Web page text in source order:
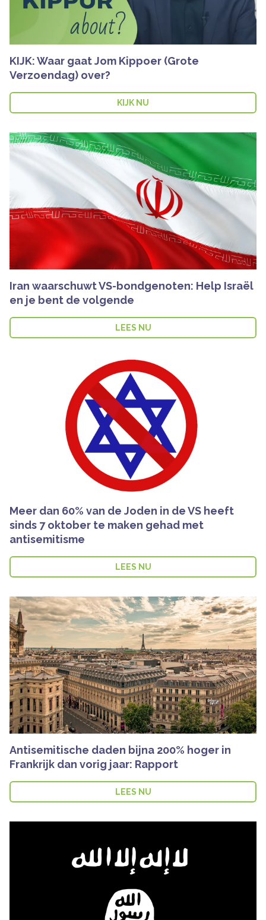
KIJK: Waar gaat Jom Kippoer (Grote
Verzoendag) over?
KIJK NU
Iran waarschuwt VS-bondgenoten: Help Israël
en je bent de volgende
LEES NU
Meer dan 60% van de Joden in de VS heeft
sinds 7 oktober te maken gehad met
antisemitisme
LEES NU
Antisemitische daden bijna 200% hoger in
Frankrijk dan vorig jaar: Rapport
LEES NU